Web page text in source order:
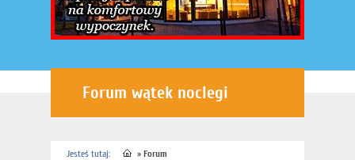
Forum wątek noclegi
Jesteś tutaj: » Forum